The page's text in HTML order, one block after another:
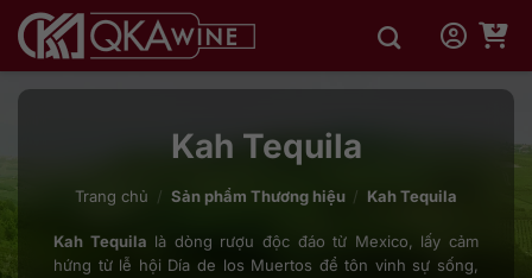
qua
dung
Kah Tequila
Trang chủ / Sản phẩm Thương hiệu / Kah Tequila
Kah Tequila là dòng rượu độc đáo từ Mexico, lấy cảm
hứng từ lễ hội Día de los Muertos để tôn vinh sự sống,